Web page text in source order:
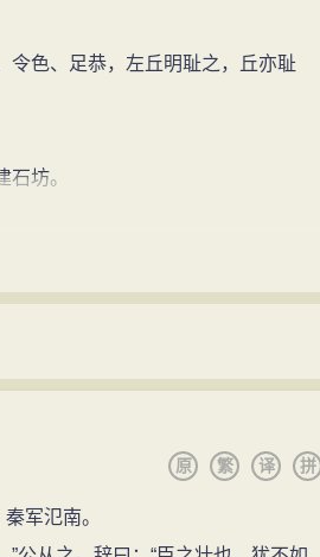
年），以记事为主，兼载言论，叙
要的儒家经典，又是中国第一部完
记载西周末年至春秋时期（约前967
论，为中国最早的国别体史书。，
字的《春秋左氏传》定稿。其历
。
周公的封地，相传周公治礼作乐，
献和档案资料，属于太史职掌收
富的文献资源。因此，左丘明能够
传》的编撰，是左丘明史官生涯中
重要地位。
讨伐楚国，为保存典籍，倚相带领
先人，他把姓氏定为老祖宗封地营
色、足恭，左丘明耻之，丘亦耻
坊。
明曰：‘孔丘其圣人欤，夫圣人在
未卒，狐相与逃于重丘之下；羊相
人之谋失矣。今君欲以孔丘为司
拼
译
繁
原
军氾南。